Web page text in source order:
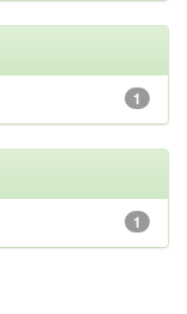
1
1